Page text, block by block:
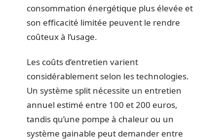
consommation énergétique plus élevée et
son efficacité limitée peuvent le rendre
coûteux à l’usage.
Les coûts d’entretien varient
considérablement selon les technologies.
Un système split nécessite un entretien
annuel estimé entre 100 et 200 euros,
tandis qu’une pompe à chaleur ou un
système gainable peut demander entre